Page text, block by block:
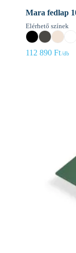
Mara fedlap
Elérhető színek
112 890 Ft